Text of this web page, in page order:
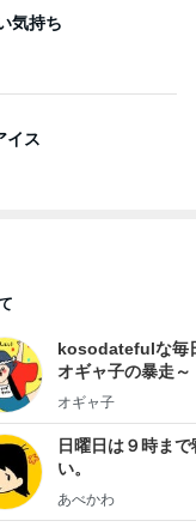
気持ち
イス
kosodatefulな毎
オギャ子の暴走～
オギャ子
日曜日は９時まで
い。
あべかわ